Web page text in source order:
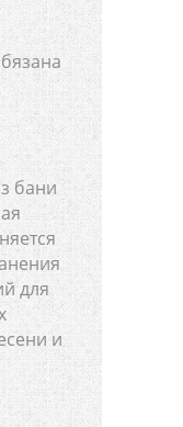
бани
для
и